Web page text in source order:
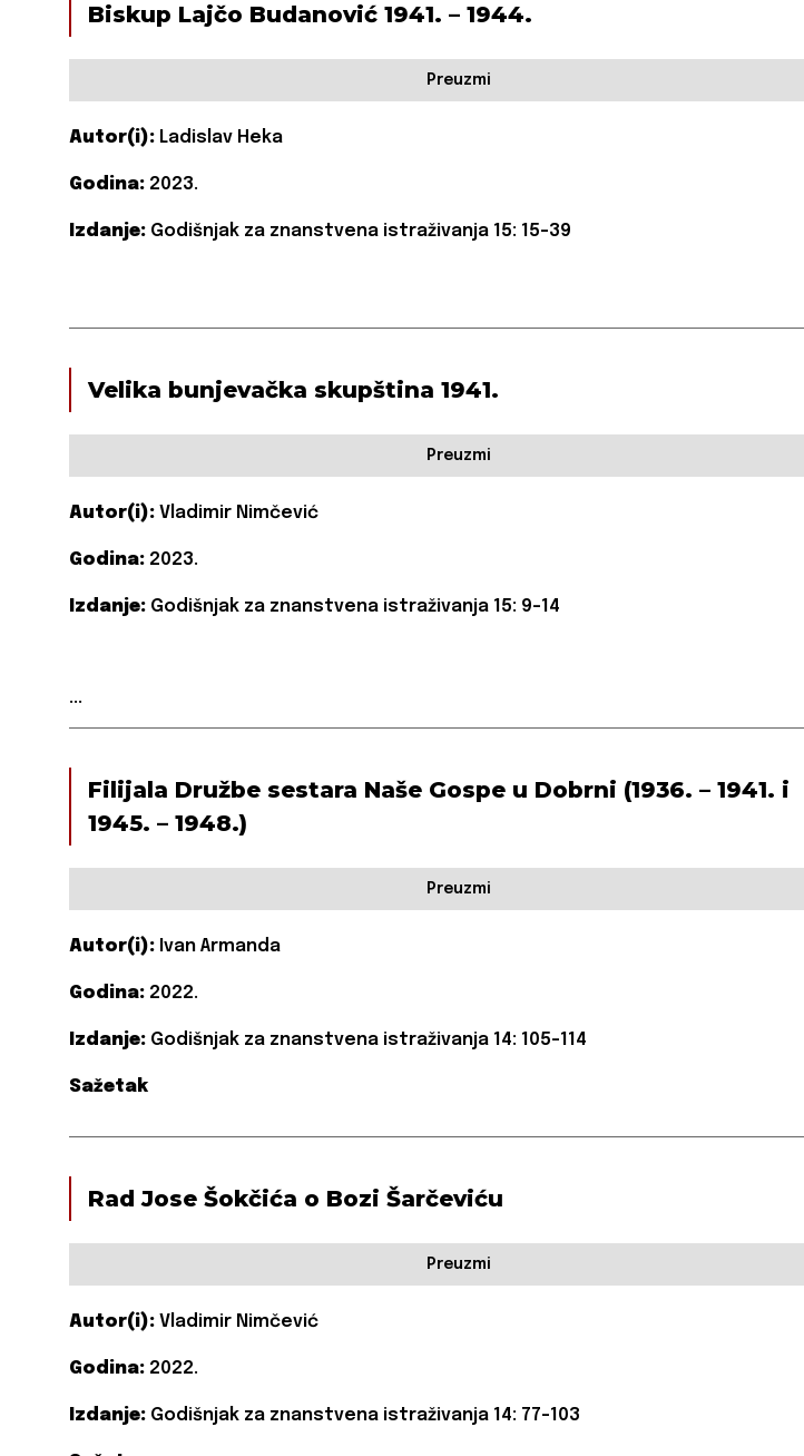
Biskup Lajčo Budanović 1941. – 1944.
Preuzmi
Autor(i): Ladislav Heka
Godina: 2023.
Izdanje: Godišnjak za znanstvena istraživanja 15: 15-39
Velika bunjevačka skupština 1941.
Preuzmi
Autor(i): Vladimir Nimčević
Godina: 2023.
Izdanje: Godišnjak za znanstvena istraživanja 15: 9-14
...
Filijala Družbe sestara Naše Gospe u Dobrni (1936. – 1941. i
1945. – 1948.)
Preuzmi
Autor(i): Ivan Armanda
Godina: 2022.
Izdanje: Godišnjak za znanstvena istraživanja 14: 105-114
Sažetak
Rad Jose Šokčića o Bozi Šarčeviću
Preuzmi
Autor(i): Vladimir Nimčević
Godina: 2022.
Izdanje: Godišnjak za znanstvena istraživanja 14: 77-103